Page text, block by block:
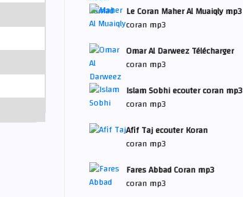
Le Coran Maher Al Muaiqly mp3
coran mp3
Omar Al Darweez Télécharger
coran mp3
Islam Sobhi ecouter coran mp3
coran mp3
Afif Taj ecouter Koran
coran mp3
Fares Abbad Coran mp3
coran mp3